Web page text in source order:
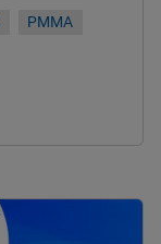
PMMA